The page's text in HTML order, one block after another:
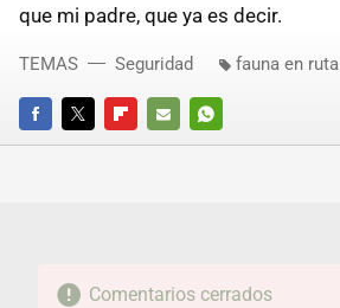
que mi padre, que ya es decir.
FACEBOOKTWITTERFLIPBOARD
E-
WHATSAPP
TEMAS Seguridad fauna en ruta
Comentarios cerrados